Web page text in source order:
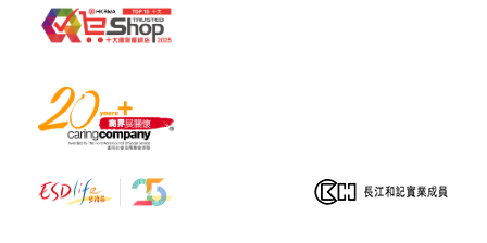
小便常規
小便外觀
小便潛血
骨骼
鈣
告一律作銷毀處理及不會存底。客戶如需額外索
取報
費。注意：複印本報告未必完整。
Ｃ. 客人需自行承擔速遞報告之風險。
途，如需撰寫醫生轉介信，將作額外收費